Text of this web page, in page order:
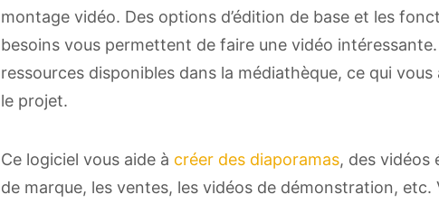
montage vidéo. Des options d’édition de base et les
besoins vous permettent de faire une vidéo
ressources disponibles dans la médiathèque, ce qui
le projet.
Ce logiciel vous aide à créer des diaporamas, des vidéos
de marque, les ventes, les vidéos de démonstration,